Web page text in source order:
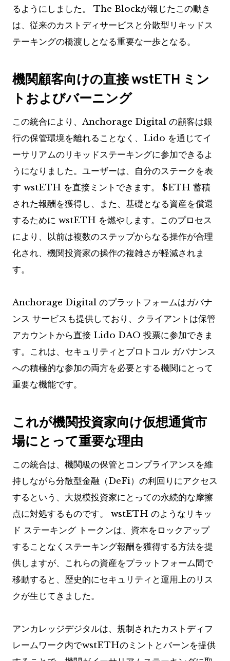
るようにしました。 The Blockが報じたこの動き
は、従来のカストディサービスと分散型リキッドス
テーキングの橋渡しとなる重要な一歩となる。
機関顧客向けの直接 wstETH ミン
トおよびバーニング
この統合により、Anchorage Digital の顧客は銀
行の保管環境を離れることなく、Lido を通じてイ
ーサリアムのリキッドステーキングに参加できるよ
うになりました。ユーザーは、自分のステークを表
す wstETH を直接ミントできます。 $ETH 蓄積
された報酬を獲得し、また、基礎となる資産を償還
するために wstETH を燃やします。このプロセス
により、以前は複数のステップからなる操作が合理
化され、機関投資家の操作の複雑さが軽減されま
す。
Anchorage Digital のプラットフォームはガバナ
ンス サービスも提供しており、クライアントは保管
アカウントから直接 Lido DAO 投票に参加できま
す。これは、セキュリティとプロトコル ガバナンス
への積極的な参加の両方を必要とする機関にとって
重要な機能です。
これが機関投資家向け仮想通貨市
場にとって重要な理由
この統合は、機関級の保管とコンプライアンスを維
持しながら分散型金融（DeFi）の利回りにアクセス
するという、大規模投資家にとっての永続的な摩擦
点に対処するものです。 wstETH のようなリキッ
ド ステーキング トークンは、資本をロックアップ
することなくステーキング報酬を獲得する方法を提
供しますが、これらの資産をプラットフォーム間で
移動すると、歴史的にセキュリティと運用上のリス
クが生じてきました。
アンカレッジデジタルは、規制されたカストディフ
レームワーク内でwstETHのミントとバーンを提供